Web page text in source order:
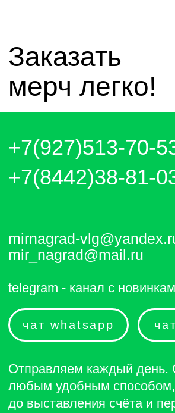
Отправляем каждый день. Оплата
любым удобным способом, от налички
до выставления счёта и перевода на
карту.
mirnagrad-vlg@yandex.ru
mir_nagrad@mail.ru
telegram - канал с новинками компании